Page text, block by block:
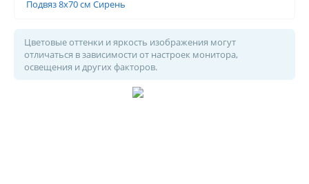
Подвяз 8х70 см Сирень
Цветовые оттенки и яркость изображения могут
отличаться в зависимости от настроек монитора,
освещения и других факторов.